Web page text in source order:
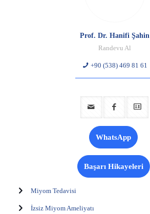
Prof. Dr. Hanifi Şahin
Randevu Al
+90 (538) 469 81 61
WhatsApp
Başarı Hikayeleri
Miyom Tedavisi
İzsiz Miyom Ameliyatı